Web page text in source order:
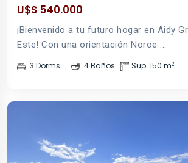
U$S 540.000
¡Bienvenido a tu futuro hogar en Aidy
Este! Con una orientación Noroe ...
3 Dorms. 4 Baños Sup. 150 m2